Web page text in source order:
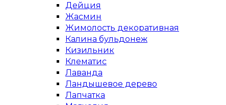
Дейция
Жасмин
Жимолость декоративная
Калина бульдонеж
Кизильник
Клематис
Лаванда
Ландышевое дерево
Лапчатка